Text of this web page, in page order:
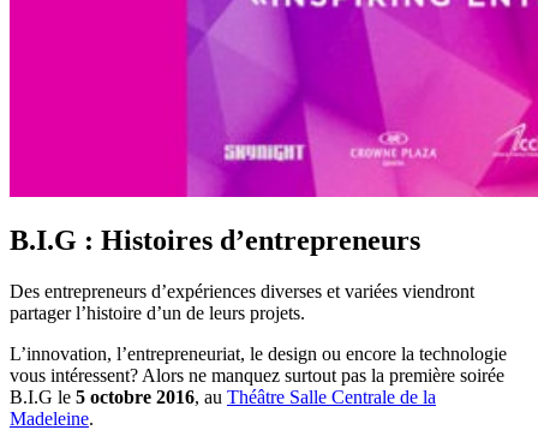
B.I.G : Histoires d’entrepreneurs
Des entrepreneurs d’expériences diverses et variées viendront
partager l’histoire d’un de leurs projets.
L’innovation, l’entrepreneuriat, le design ou encore la technologie
vous intéressent? Alors ne manquez surtout pas la première soirée
B.I.G le 5 octobre 2016, au Théâtre Salle Centrale de la
Madeleine.